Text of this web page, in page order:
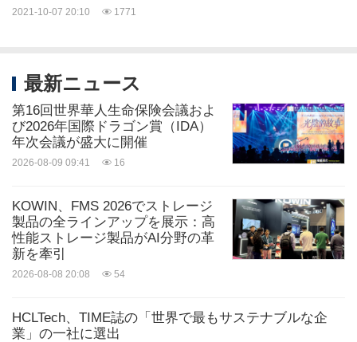
2021-10-07 20:10 1771
最新ニュース
第16回世界華人生命保険会議およ
び2026年国際ドラゴン賞（IDA）
年次会議が盛大に開催
2026-08-09 09:41 16
KOWIN、FMS 2026でストレージ
製品の全ラインアップを展示：高
性能ストレージ製品がAI分野の革
新を牽引
2026-08-08 20:08 54
HCLTech、TIME誌の「世界で最もサステナブルな企
業」の一社に選出